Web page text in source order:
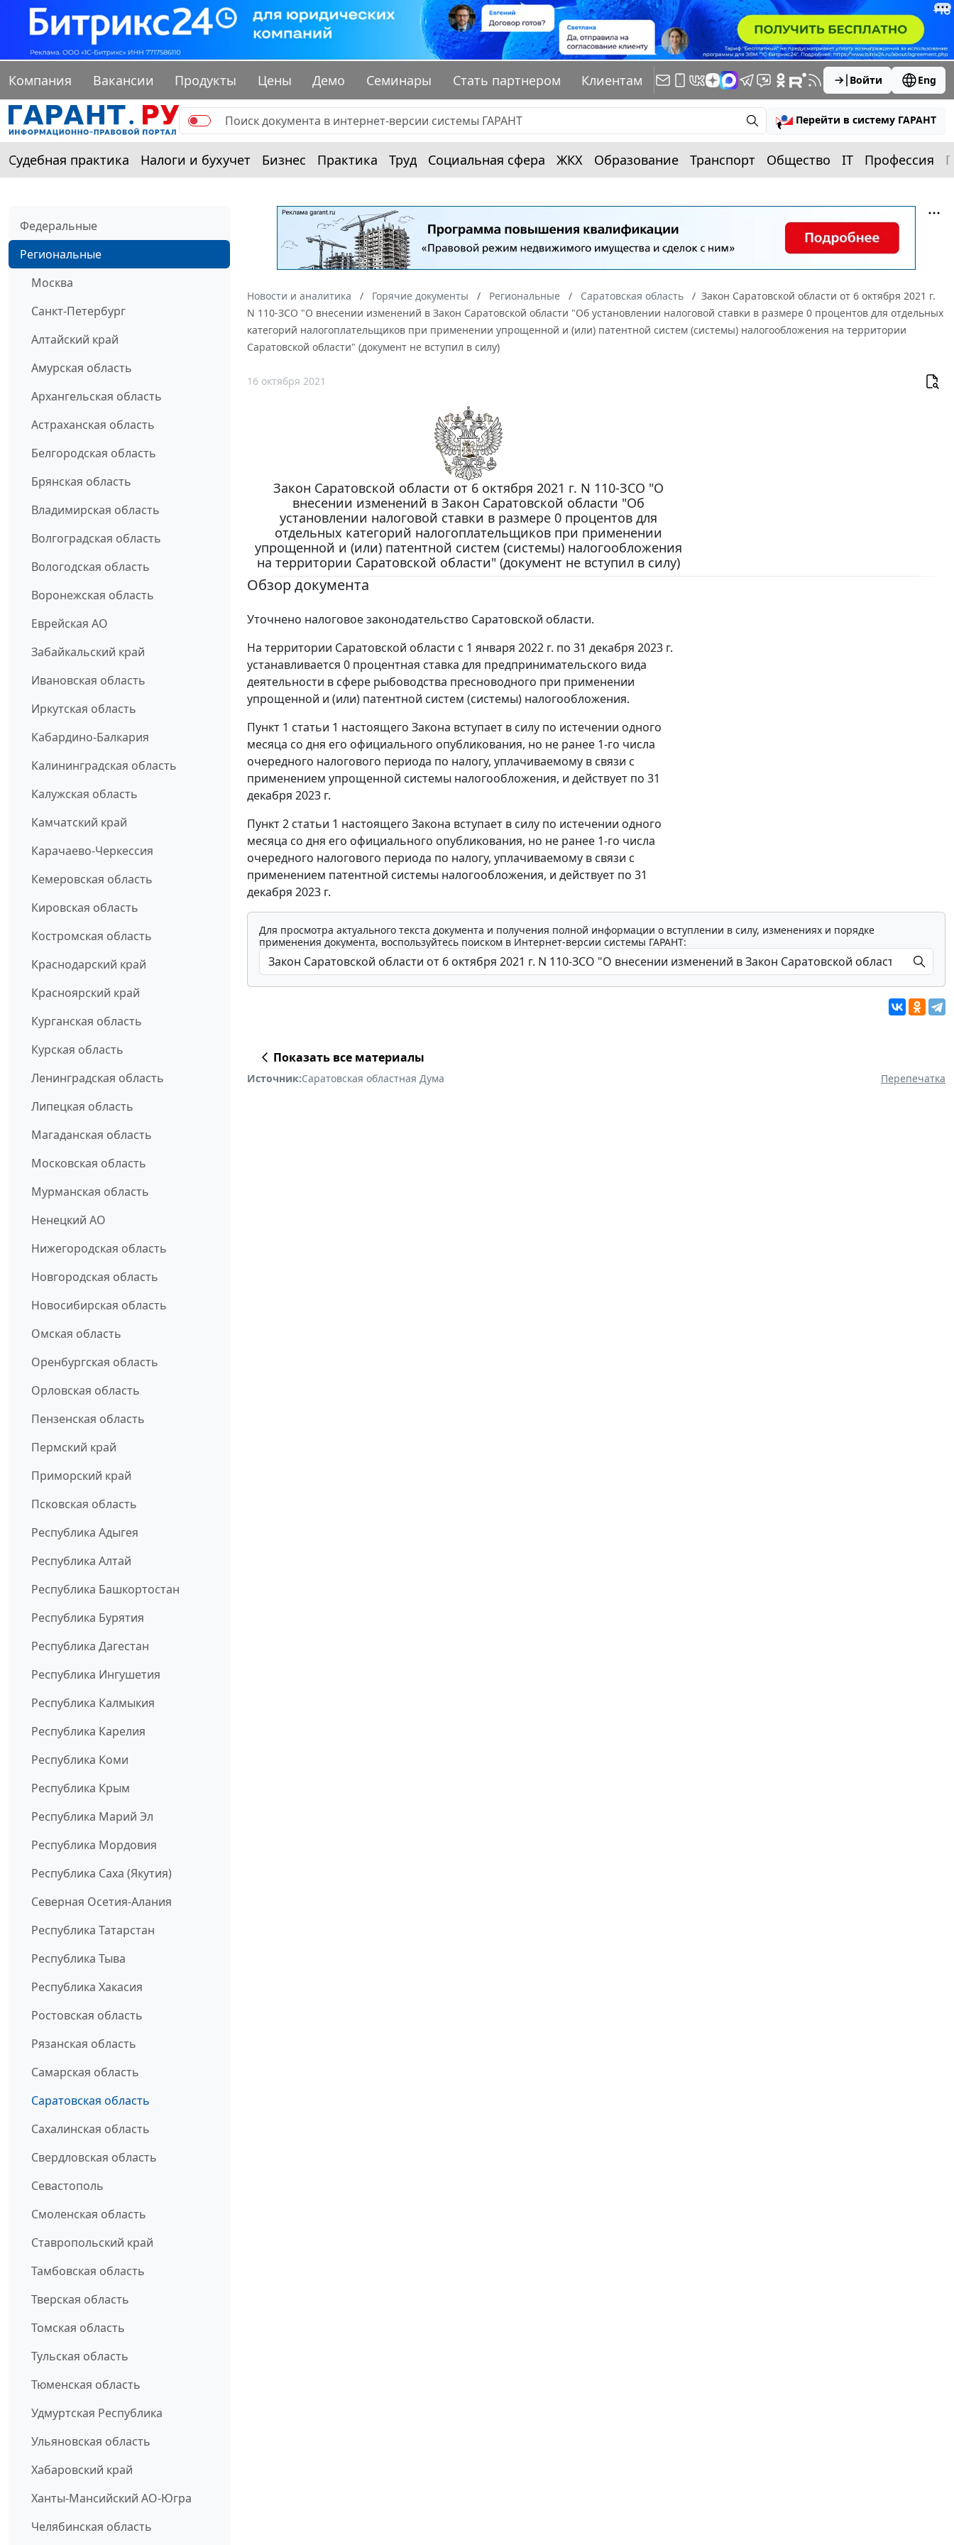
Компания Вакансии Продукты Цены Демо Семинары Стать партнером Клиентам Войти Eng
Перейти в систему ГАРАНТ
Судебная практика Налоги и бухучет Бизнес Практика Труд Социальная сфера ЖКХ Образование Транспорт Общество IT Профессия
Федеральные
Региональные
Москва
Санкт-Петербург
Алтайский край
Амурская область
Архангельская область
Астраханская область
Белгородская область
Брянская область
Владимирская область
Волгоградская область
Вологодская область
Воронежская область
Еврейская АО
Забайкальский край
Ивановская область
Иркутская область
Кабардино-Балкария
Калининградская область
Калужская область
Камчатский край
Карачаево-Черкессия
Кемеровская область
Кировская область
Костромская область
Краснодарский край
Красноярский край
Курганская область
Курская область
Ленинградская область
Липецкая область
Магаданская область
Московская область
Мурманская область
Ненецкий АО
Нижегородская область
Новгородская область
Новосибирская область
Омская область
Оренбургская область
Орловская область
Пензенская область
Пермский край
Приморский край
Псковская область
Республика Адыгея
Республика Алтай
Республика Башкортостан
Республика Бурятия
Республика Дагестан
Республика Ингушетия
Республика Калмыкия
Республика Карелия
Республика Коми
Республика Крым
Республика Марий Эл
Республика Мордовия
Республика Саха (Якутия)
Северная Осетия-Алания
Республика Татарстан
Республика Тыва
Республика Хакасия
Ростовская область
Рязанская область
Самарская область
Саратовская область
Сахалинская область
Свердловская область
Севастополь
Смоленская область
Ставропольский край
Тамбовская область
Тверская область
Томская область
Тульская область
Тюменская область
Удмуртская Республика
Ульяновская область
Хабаровский край
Ханты-Мансийский АО-Югра
Челябинская область
Новости и аналитика Горячие документы Региональные Саратовская область
Закон Саратовской области от 6 октября 2021 г.
N 110-ЗСО "О внесении изменений в Закон Саратовской области "Об установлении налоговой ставки в размере 0 процентов для отдельных
категорий налогоплательщиков при применении упрощенной и (или) патентной систем (системы) налогообложения на территории
Саратовской области" (документ не вступил в силу)
16 октября 2021
Закон Саратовской области от 6 октября 2021 г. N 110-ЗСО "О
внесении изменений в Закон Саратовской области "Об
установлении налоговой ставки в размере 0 процентов для
отдельных категорий налогоплательщиков при применении
упрощенной и (или) патентной систем (системы) налогообложения
на территории Саратовской области" (документ не вступил в силу)
Обзор документа
Уточнено налоговое законодательство Саратовской области.
На территории Саратовской области с 1 января 2022 г. по 31 декабря 2023 г.
устанавливается 0 процентная ставка для предпринимательского вида
деятельности в сфере рыбоводства пресноводного при применении
упрощенной и (или) патентной систем (системы) налогообложения.
Пункт 1 статьи 1 настоящего Закона вступает в силу по истечении одного
месяца со дня его официального опубликования, но не ранее 1-го числа
очередного налогового периода по налогу, уплачиваемому в связи с
применением упрощенной системы налогообложения, и действует по 31
декабря 2023 г.
Пункт 2 статьи 1 настоящего Закона вступает в силу по истечении одного
месяца со дня его официального опубликования, но не ранее 1-го числа
очередного налогового периода по налогу, уплачиваемому в связи с
применением патентной системы налогообложения, и действует по 31
декабря 2023 г.
Для просмотра актуального текста документа и получения полной информации о вступлении в силу, изменениях и порядке
применения документа, воспользуйтесь поиском в Интернет-версии системы ГАРАНТ:
Показать все материалы
Источник:Саратовская областная Дума Перепечатка